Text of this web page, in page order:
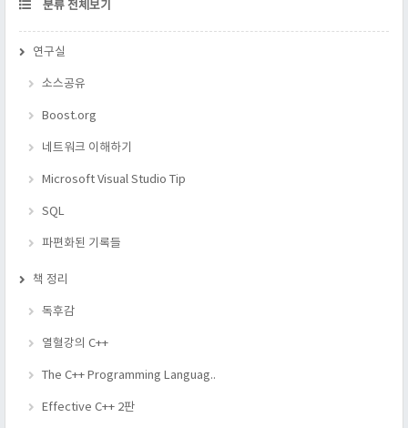
분류 전체보기
연구실
소스공유
Boost.org
네트워크 이해하기
Microsoft Visual Studio Tip
SQL
파편화된 기록들
책 정리
독후감
열혈강의 C++
The C++ Programming Languag..
Effective C++ 2판